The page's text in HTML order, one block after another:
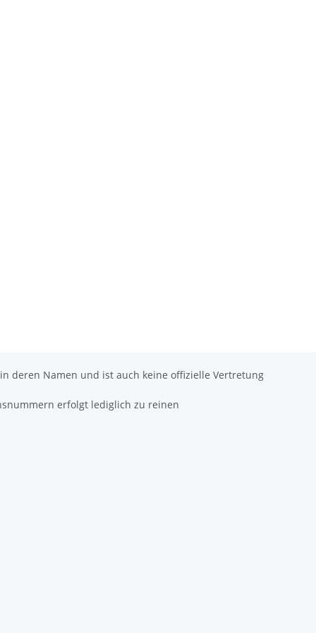
deren Namen und ist auch keine offizielle Vertretung
erfolgt lediglich zu reinen